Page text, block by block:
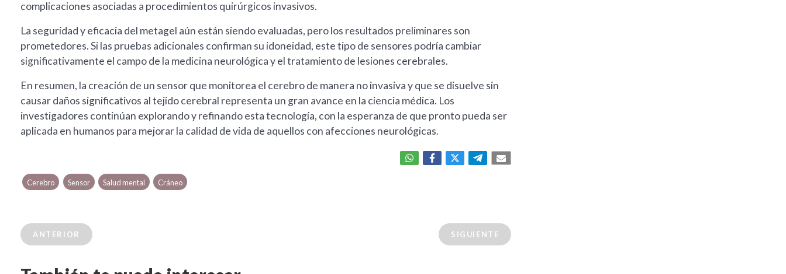
complicaciones asociadas a procedimientos quirúrgicos invasivos.
La seguridad y eficacia del metagel aún están siendo evaluadas, pero los resultados preliminares son
prometedores. Si las pruebas adicionales confirman su idoneidad, este tipo de sensores podría cambiar
significativamente el campo de la medicina neurológica y el tratamiento de lesiones cerebrales.
En resumen, la creación de un sensor que monitorea el cerebro de manera no invasiva y que se disuelve sin
causar daños significativos al tejido cerebral representa un gran avance en la ciencia médica. Los
investigadores continúan explorando y refinando esta tecnología, con la esperanza de que pronto pueda ser
aplicada en humanos para mejorar la calidad de vida de aquellos con afecciones neurológicas.
Cerebro Sensor Salud mental Cráneo
ANTERIOR SIGUIENTE